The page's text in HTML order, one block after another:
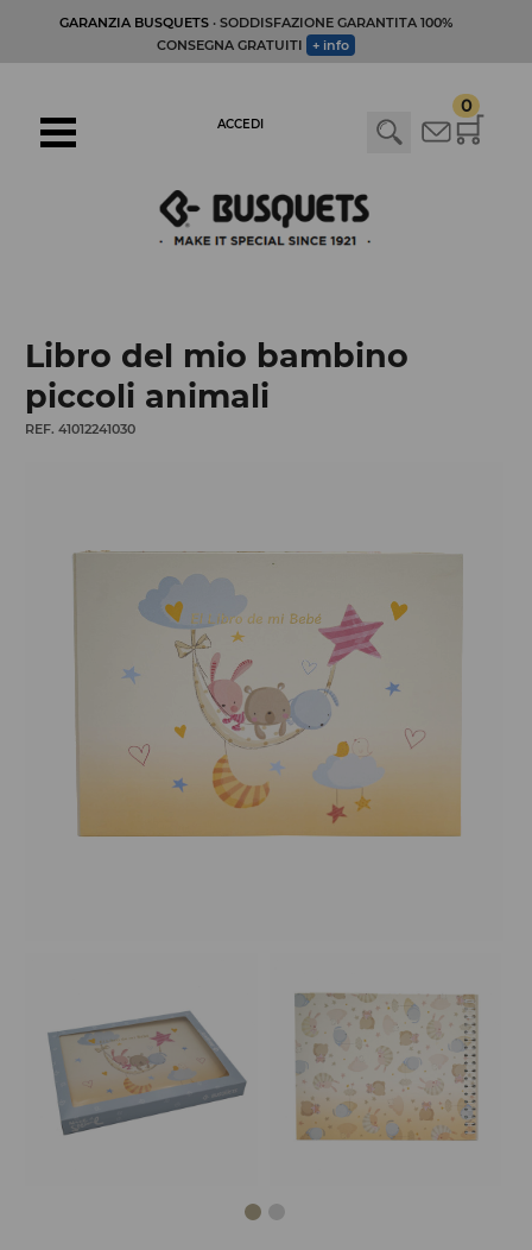
GARANZIA BUSQUETS· SODDISFAZIONE GARANTITA 100%
CONSEGNA GRATUITI
+ info
0
ACCEDI
Libro del mio bambino
piccoli animali
REF. 41012241030